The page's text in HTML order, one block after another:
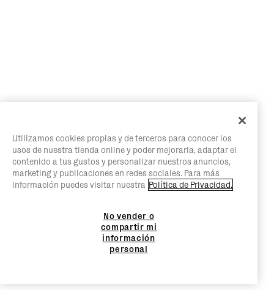
Utilizamos cookies propias y de terceros para conocer los
usos de nuestra tienda online y poder mejorarla, adaptar el
contenido a tus gustos y personalizar nuestros anuncios,
marketing y publicaciones en redes sociales. Para más
información puedes visitar nuestra Política de Privacidad.
No vender o
compartir mi
información
personal